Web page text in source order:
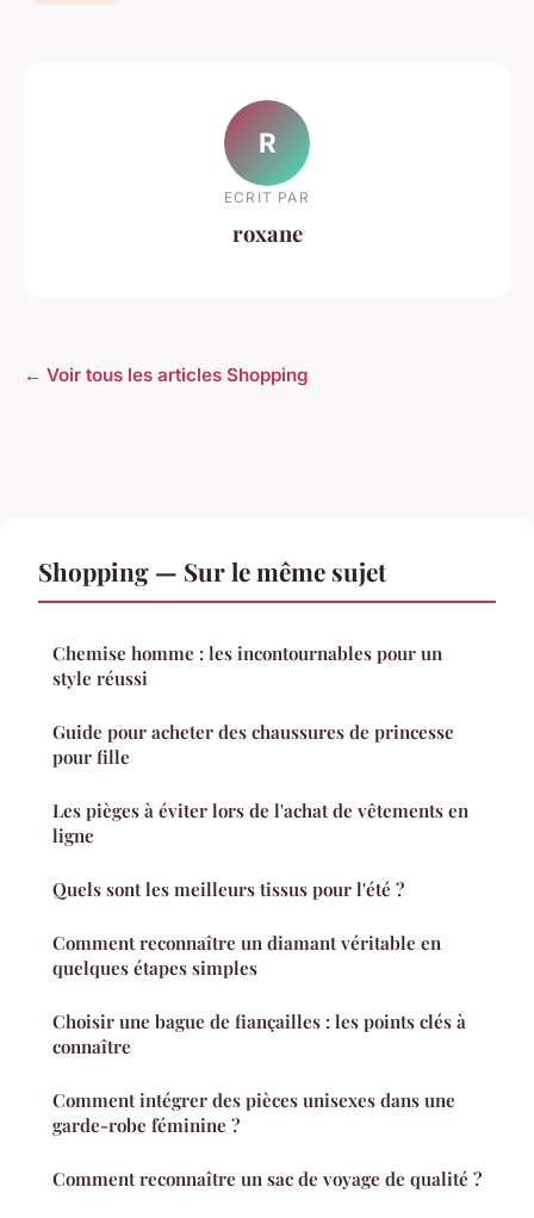
R
ECRIT PAR
roxane
← Voir tous les articles Shopping
Shopping — Sur le même sujet
Chemise homme : les incontournables pour un
style réussi
Guide pour acheter des chaussures de princesse
pour fille
Les pièges à éviter lors de l'achat de vêtements en
ligne
Quels sont les meilleurs tissus pour l'été ?
Comment reconnaître un diamant véritable en
quelques étapes simples
Choisir une bague de fiançailles : les points clés à
connaître
Comment intégrer des pièces unisexes dans une
garde-robe féminine ?
Comment reconnaître un sac de voyage de qualité ?